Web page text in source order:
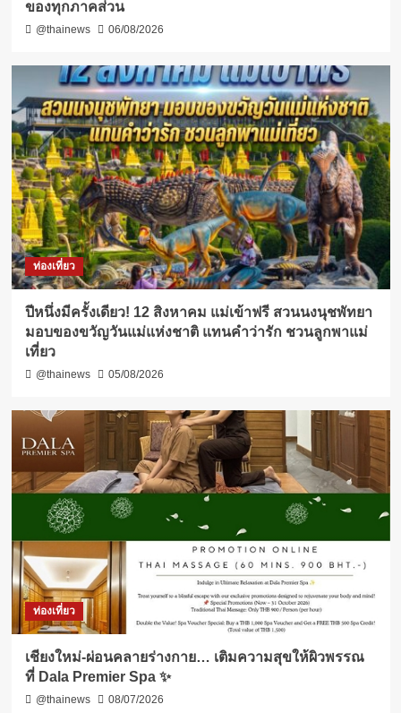
ของทุกภาคส่วน
@thainews 06/08/2026
ท่องเที่ยว
ปีหนึ่งมีครั้งเดียว! 12 สิงหาคม แม่เข้าฟรี สวนนงนุชพัทยา
มอบของขวัญวันแม่แห่งชาติ แทนคำว่ารัก ชวนลูกพาแม่
เที่ยว
@thainews 05/08/2026
ท่องเที่ยว
เชียงใหม่-ผ่อนคลายร่างกาย… เติมความสุขให้ผิวพรรณ
ที่ Dala Premier Spa ✨
@thainews 08/07/2026